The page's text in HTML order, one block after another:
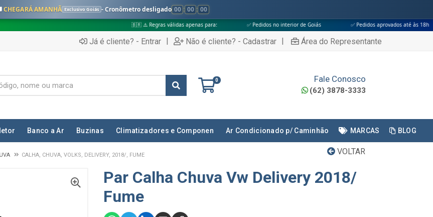
CHEGARÁ AMANHÃ Exclusivo Goiás - Cronômetro desligado 00 : 00 : 00
🇧🇷 ⚠️ Regras válidas apenas para: ✅ Pedidos no interior de Goiás ✅ Pedidos aprovados até às 18h ✅
Já é cliente? - Entrar | Não é cliente? - Cadastrar | Área do Representante
0 Fale Conosco
(62) 3878-3333
Banco a Ar Buzinas Climatizadores e Componen Ar Condicionado p/ Caminhão MARCAS BLOG
VOLTAR
CALHA, CHUVA, VOLKS, DELIVERY, 2018/, FUME
Par Calha Chuva Vw Delivery 2018/
Fume